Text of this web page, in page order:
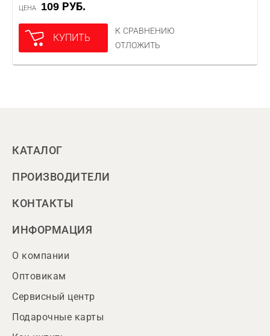
ЦЕНА 109 РУБ.
КУПИТЬ
К СРАВНЕНИЮ
ОТЛОЖИТЬ
КАТАЛОГ
ПРОИЗВОДИТЕЛИ
КОНТАКТЫ
ИНФОРМАЦИЯ
О компании
Оптовикам
Сервисный центр
Подарочные карты